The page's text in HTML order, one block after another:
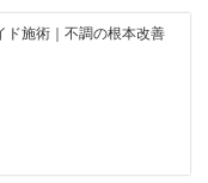
ド施術｜不調の根本改善